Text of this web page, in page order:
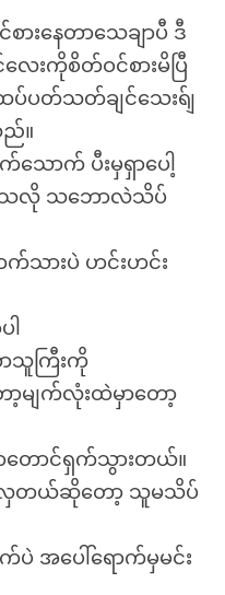
းနေတာသေချာပီ ဒီ
းကိုစိတ်ဝင်စားမိပြီ
ပ်ပတ်သတ်ချင်သေးရ်ျ
။
ောက် ပီးမှရှာပေါ့
လှသလို သဘောလဲသိပ်
သားပဲ ဟင်းဟင်း
ကြီးကို
ော့မျက်လုံးထဲမှာတော့
တောင်ရှက်သွားတယ်။
လှတယ်ဆိုတော့ သူမသိပ်
ပဲ အပေါ်ရောက်မှမင်း